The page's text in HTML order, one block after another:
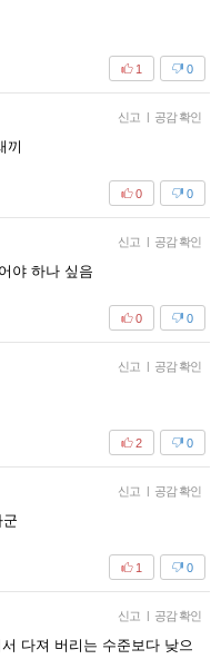
0
1
신고 공감 확인
끼
0
0
신고 공감 확인
야 하나 싶음
0
0
신고 공감 확인
0
2
신고 공감 확인
0
1
신고 공감 확인
다져 버리는 수준보다 낮으